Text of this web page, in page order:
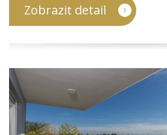
Zobrazit detail